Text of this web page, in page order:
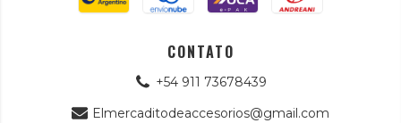
CONTATO
+54 911 73678439
Elmercaditodeaccesorios@gmail.com